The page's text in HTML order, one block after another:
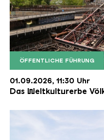
ÖFFENTLICHE FÜHRUNG
Der Erzschrägaufzug
Copyright:
01.09.2026, 11:30 Uhr
Das Weltkulturerbe